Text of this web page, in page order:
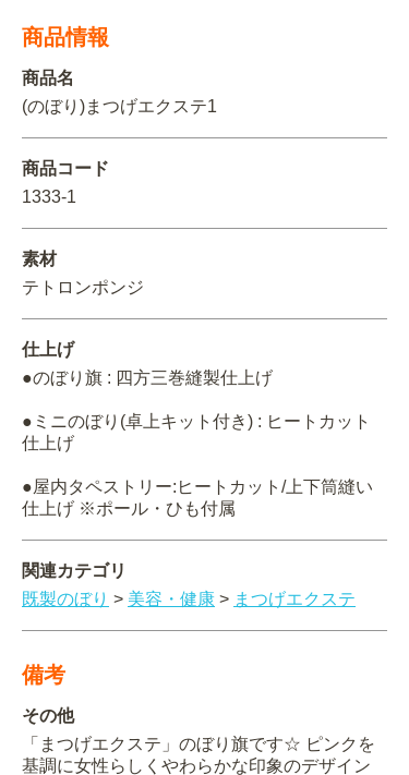
商品情報
商品名
(のぼり)まつげエクステ1
商品コード
1333-1
素材
テトロンポンジ
仕上げ
●のぼり旗 : 四方三巻縫製仕上げ
●ミニのぼり(卓上キット付き) : ヒートカット
仕上げ
●屋内タペストリー:ヒートカット/上下筒縫い
仕上げ ※ポール・ひも付属
関連カテゴリ
既製のぼり > 美容・健康 > まつげエクステ
備考
その他
「まつげエクステ」のぼり旗です☆ ピンクを
基調に女性らしくやわらかな印象のデザイン